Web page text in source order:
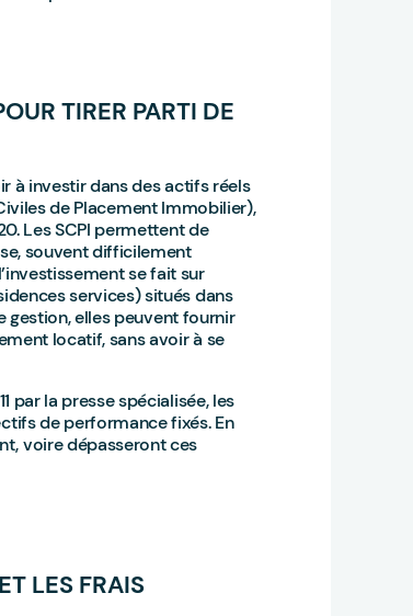
TIRER PARTI DE
à investir dans des actifs réels
de Placement Immobilier),
Les SCPI permettent de
souvent difficilement
se fait sur
services) situés dans
gestion, elles peuvent fournir
locatif, sans avoir à se
par la presse spécialisée, les
de performance fixés. En
voire dépasseront ces
LES FRAIS